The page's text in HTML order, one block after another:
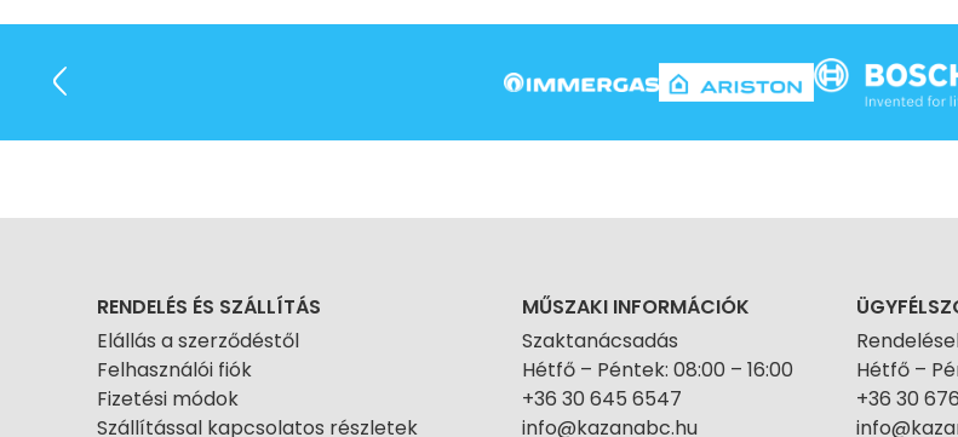
RENDELÉS ÉS SZÁLLÍTÁS
Elállás a szerződéstől
Felhasználói fiók
Fizetési módok
Szállítással kapcsolatos részletek
MŰSZAKI INFORMÁCIÓK
Szaktanácsadás
Hétfő – Péntek: 08:00 – 16:00
+36 30 645 6547
info@kazanabc.hu
Hétfő –
+36 30